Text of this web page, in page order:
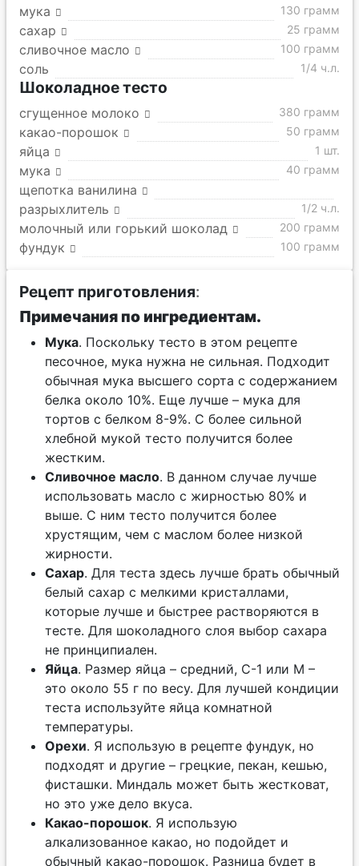
мука 130 грамм
сахар 25 грамм
сливочное масло 100 грамм
соль 1/4 ч.л.
Шоколадное тесто
сгущенное молоко 380 грамм
какао-порошок 50 грамм
яйца 1 шт.
мука 40 грамм
щепотка ванилина
разрыхлитель
1/2 ч.л.
молочный или горький шоколад 200 грамм
фундук 100 грамм
Рецепт приготовления:
Примечания по ингредиентам.
Мука. Поскольку тесто в этом рецепте
песочное, мука нужна не сильная. Подходит
обычная мука высшего сорта с содержанием
белка около 10%. Еще лучше – мука для
тортов с белком 8-9%. С более сильной
хлебной мукой тесто получится более
жестким.
Сливочное масло. В данном случае лучше
использовать масло с жирностью 80% и
выше. С ним тесто получится более
хрустящим, чем с маслом более низкой
жирности.
Сахар. Для теста здесь лучше брать обычный
белый сахар с мелкими кристаллами,
которые лучше и быстрее растворяются в
тесте. Для шоколадного слоя выбор сахара
не принципиален.
Яйца. Размер яйца – средний, С-1 или М –
это около 55 г по весу. Для лучшей кондиции
теста используйте яйца комнатной
температуры.
Орехи. Я использую в рецепте фундук, но
подходят и другие – грецкие, пекан, кешью,
фисташки. Миндаль может быть жестковат,
но это уже дело вкуса.
Какао-порошок. Я использую
алкализованное какао, но подойдет и
обычный какао-порошок. Разница будет в